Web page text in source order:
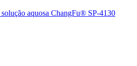
aquosa ChangFu® SP-4130